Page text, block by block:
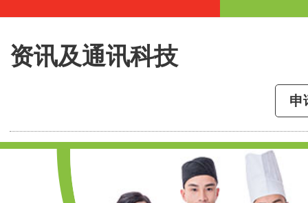
资讯及通讯科技
申